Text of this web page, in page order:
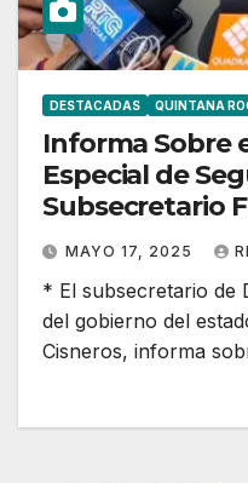
DESTACADAS QUINTANA
Informa Sobre
Especial de
Subsecretario Francisco Rodríguez
Cisneros
MAYO 17, 2025
* El subsecretario de
del gobierno del
Cisneros, informa